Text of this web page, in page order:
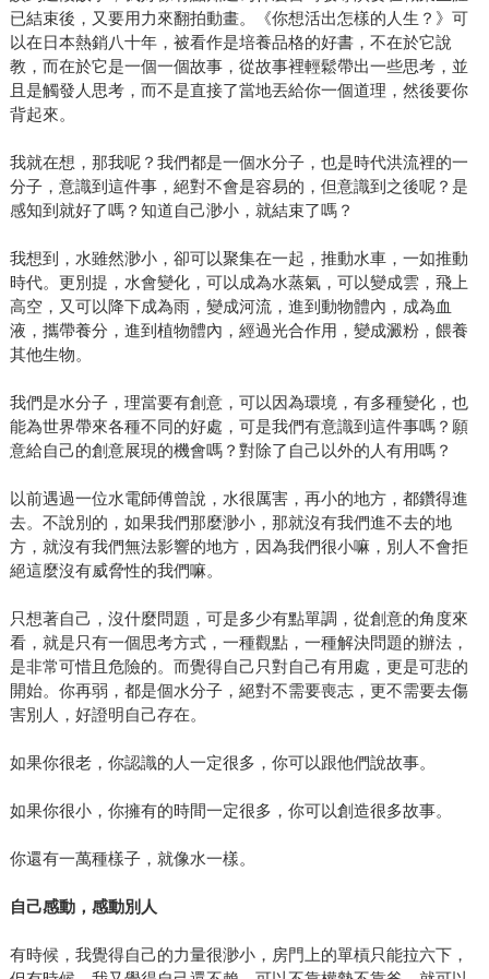
已結束後，又要用力來翻拍動畫。《你想活出怎樣的人生？》可
以在日本熱銷八十年，被看作是培養品格的好書，不在於它說
教，而在於它是一個一個故事，從故事裡輕鬆帶出一些思考，並
且是觸發人思考，而不是直接了當地丟給你一個道理，然後要你
背起來。
我就在想，那我呢？我們都是一個水分子，也是時代洪流裡的一
分子，意識到這件事，絕對不會是容易的，但意識到之後呢？是
感知到就好了嗎？知道自己渺小，就結束了嗎？
我想到，水雖然渺小，卻可以聚集在一起，推動水車，一如推動
時代。更別提，水會變化，可以成為水蒸氣，可以變成雲，飛上
高空，又可以降下成為雨，變成河流，進到動物體內，成為血
液，攜帶養分，進到植物體內，經過光合作用，變成澱粉，餵養
其他生物。
我們是水分子，理當要有創意，可以因為環境，有多種變化，也
能為世界帶來各種不同的好處，可是我們有意識到這件事嗎？願
意給自己的創意展現的機會嗎？對除了自己以外的人有用嗎？
以前遇過一位水電師傅曾說，水很厲害，再小的地方，都鑽得進
去。不說別的，如果我們那麼渺小，那就沒有我們進不去的地
方，就沒有我們無法影響的地方，因為我們很小嘛，別人不會拒
絕這麼沒有威脅性的我們嘛。
只想著自己，沒什麼問題，可是多少有點單調，從創意的角度來
看，就是只有一個思考方式，一種觀點，一種解決問題的辦法，
是非常可惜且危險的。而覺得自己只對自己有用處，更是可悲的
開始。你再弱，都是個水分子，絕對不需要喪志，更不需要去傷
害別人，好證明自己存在。
如果你很老，你認識的人一定很多，你可以跟他們說故事。
如果你很小，你擁有的時間一定很多，你可以創造很多故事。
你還有一萬種樣子，就像水一樣。
自己感動，感動別人
有時候，我覺得自己的力量很渺小，房門上的單槓只能拉六下，